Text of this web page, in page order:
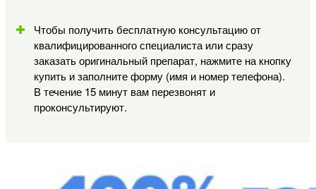
Чтобы получить бесплатную консультацию от
квалифицированного специалиста или сразу
заказать оригинальный препарат, нажмите на кнопку
купить и заполните форму (имя и номер телефона).
В течение 15 минут вам перезвонят и
проконсультируют.